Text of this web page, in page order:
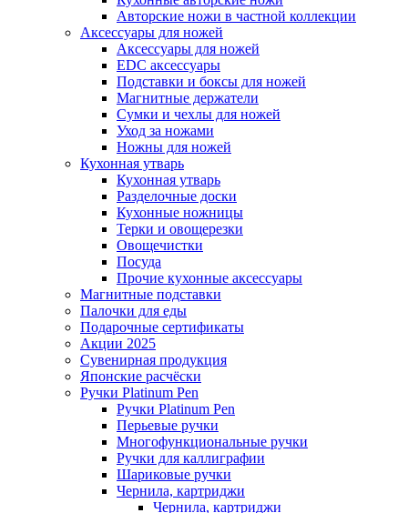
Авторские ножи в частной коллекции
Аксессуары для ножей
Аксессуары для ножей
EDC аксессуары
Подставки и боксы для ножей
Магнитные держатели
Сумки и чехлы для ножей
Уход за ножами
Ножны для ножей
Кухонная утварь
Кухонная утварь
Разделочные доски
Кухонные ножницы
Терки и овощерезки
Овощечистки
Посуда
Прочие кухонные аксессуары
Магнитные подставки
Палочки для еды
Подарочные сертификаты
Акции 2025
Сувенирная продукция
Японские расчёски
Ручки Platinum Pen
Ручки Platinum Pen
Перьевые ручки
Многофункциональные ручки
Ручки для каллиграфии
Шариковые ручки
Чернила, картриджи
Чернила, картриджи